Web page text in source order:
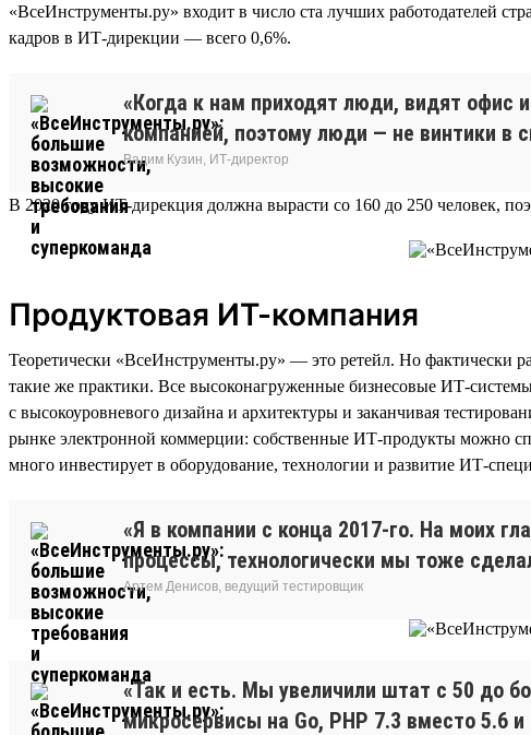
«ВсеИнструменты.ру» входит в число ста лучших работодателей
кадров в ИТ-дирекции — всего 0,6%.
«Когда к нам приходят люди, видят офис
компанией, поэтому люди — не винтики в
Вадим Кузин, ИТ-директор
В 2020 году ИТ-дирекция должна вырасти со 160 до 250 человек,
Продуктовая ИТ-компания
Теоретически «ВсеИнструменты.ру» — это ретейл. Но фактически
такие же практики. Все высоконагруженные бизнесовые ИТ-
с высокоуровневого дизайна и архитектуры и заканчивая
рынке электронной коммерции: собственные ИТ-продукты можно
много инвестирует в оборудование, технологии и развитие ИТ-
«Я в компании с конца 2017-го. На моих
процессы, технологически мы тоже
Артем Денисов, ведущий тестировщик
«Так и есть. Мы увеличили штат с 50 до
микросервисы на Go, PHP 7.3 вместо 5.6 и